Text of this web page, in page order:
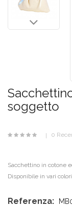
soggetto
0
Sacchettino in cotone
Disponibile in vari
Referenza: